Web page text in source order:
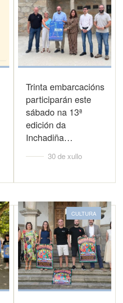
Trinta embarcacións
participarán este
sábado na 13ª
edición da
Inchadiña…
30 de xullo
CULTURA